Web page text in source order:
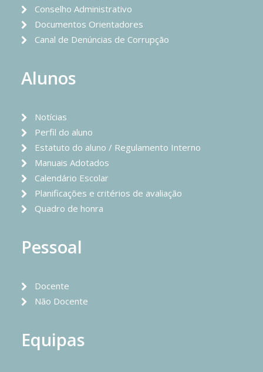
Conselho Administrativo
Documentos Orientadores
Canal de Denúncias de Corrupção
Alunos
Notícias
Perfil do aluno
Estatuto do aluno / Regulamento Interno
Manuais Adotados
Calendário Escolar
Planificações e critérios de avaliação
Quadro de honra
Pessoal
Docente
Não Docente
Equipas